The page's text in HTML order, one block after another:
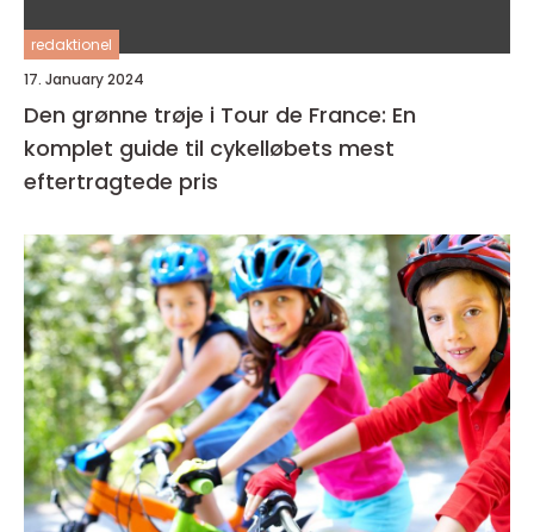
redaktionel
17. January 2024
Den grønne trøje i Tour de France: En
komplet guide til cykelløbets mest
eftertragtede pris